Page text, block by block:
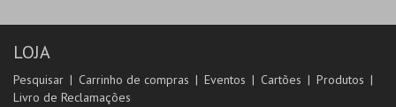
LOJA
Pesquisar Carrinho de compras Eventos Cartões
Produtos
Livro de Reclamações